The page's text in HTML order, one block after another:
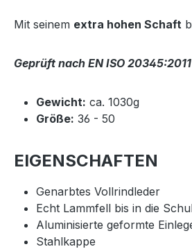
Mit seinem extra hohen Schaft
Geprüft nach EN ISO 20345:2011
Gewicht: ca. 1030g
Größe: 36 - 50
EIGENSCHAFTEN
Genarbtes Vollrindleder
Echt Lammfell bis in die
Aluminisierte geformte
Stahlkappe